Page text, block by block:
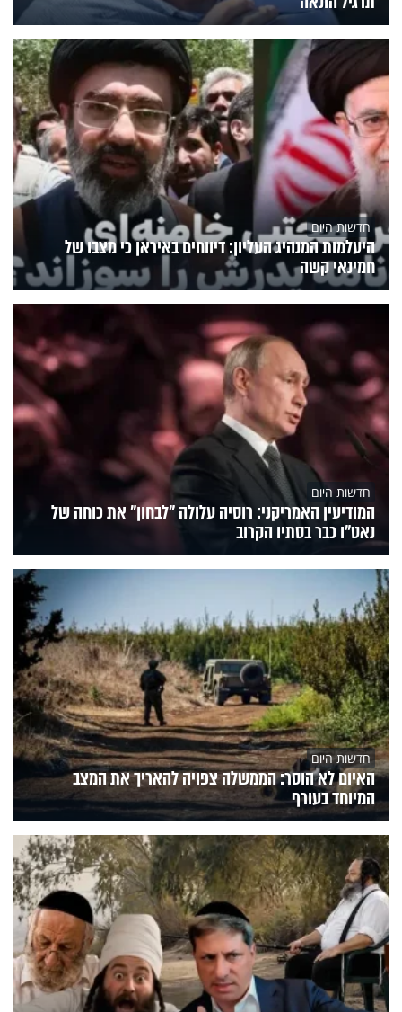
חדשות היום
היעלמות המנהיג העליון: דיווחים באיראן כי מצבו של
חמינאי קשה
חדשות היום
המודיעין האמריקני: רוסיה עלולה "לבחון" את כוחה של
נאט"ו כבר בסתיו הקרוב
חדשות היום
האיום לא הוסר: הממשלה צפויה להאריך את המצב
המיוחד בעורף